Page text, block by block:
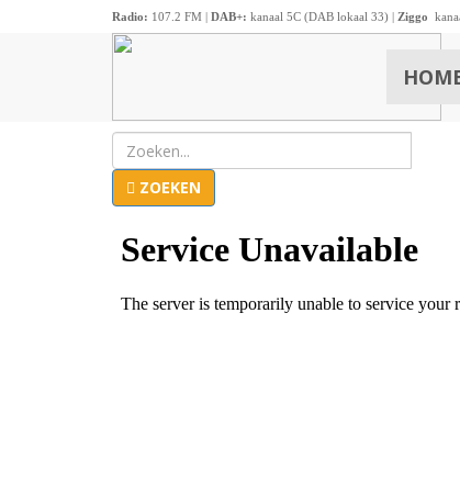
Radio: 107.2 FM | DAB+: kanaal 5C (DAB lokaal 33) | Ziggo
ZOEKEN